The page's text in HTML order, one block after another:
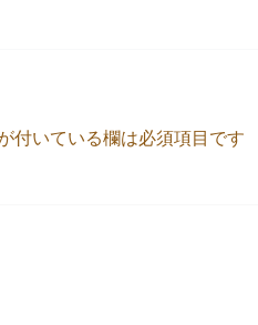
付いている欄は必須項目です